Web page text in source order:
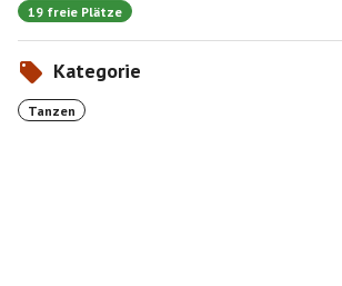
19 freie Plätze
Kategorie
Tanzen